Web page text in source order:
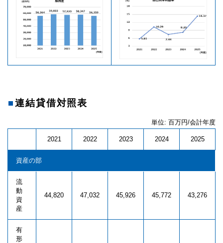
連結貸借対照表
単位: 百万円/会計年度
2021 2022 2023 2024 2025
資産の部
流
動
資
産
44,820 47,032 45,926 45,772 43,276
有
形